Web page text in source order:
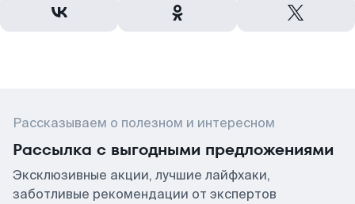
Рассказываем о полезном и интересном
Рассылка с выгодными предложениями
Эксклюзивные акции, лучшие лайфхаки,
заботливые рекомендации от экспертов